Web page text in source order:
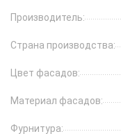
Производитель:
Страна производства:
Цвет фасадов:
Материал фасадов:
Фурнитура: